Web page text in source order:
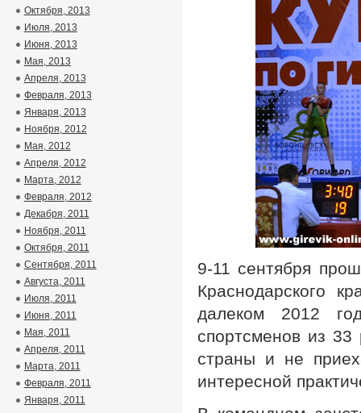
9-11 сентября
Краснодарского
далеком 2012
спортсменов из
страны и не
интересной
Октября, 2013
Июля, 2013
Июня, 2013
Мая, 2013
Апреля, 2013
Февраля, 2013
Января, 2013
Ноября, 2012
Мая, 2012
Апреля, 2012
Марта, 2012
Февраля, 2012
Декабря, 2011
Ноября, 2011
Октября, 2011
Сентября, 2011
Августа, 2011
Июля, 2011
Июня, 2011
Мая, 2011
Апреля, 2011
Марта, 2011
Февраля, 2011
Января, 2011